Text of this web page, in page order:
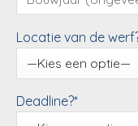
Locatie van de
Deadline?*